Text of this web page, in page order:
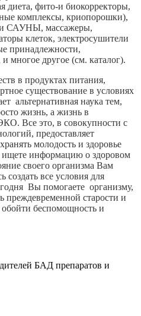
диета, фито-и биокорректоры,
комплексы, криопорошки),
и САУНЫ, массажеры,
клеток, электросушители
принадлежности,
многое другое (см. каталог).
в продуктах питания,
существование в условиях
альтернативная наука тем,
жизнь, а жизнь в
Все это, в совокупности с
предоставляет
молодость и здоровье
ищете информацию о здоровом
своего организма Вам
создать все условия для
Вы помогаете организму,
преждевременной старости и
обойти беспомощность и
БАД препаратов и